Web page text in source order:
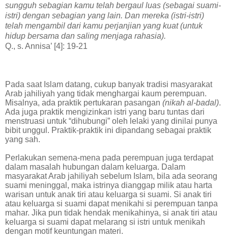
sungguh sebagian kamu telah bergaul luas (sebagai suami-
istri) dengan sebagian yang lain. Dan mereka (istri-istri)
telah mengambil dari kamu perjanjian yang kuat (untuk
hidup bersama dan saling menjaga rahasia).
Q., s. Annisa’ [4]: 19-21
Pada saat Islam datang, cukup banyak tradisi masyarakat
Arab jahiliyah yang tidak menghargai kaum perempuan.
Misalnya, ada praktik pertukaran pasangan (nikah al-badal).
Ada juga praktik mengizinkan istri yang baru tuntas dari
menstruasi untuk “dihubungi” oleh lelaki yang dinilai punya
bibit unggul. Praktik-praktik ini dipandang sebagai praktik
yang sah.
Perlakukan semena-mena pada perempuan juga terdapat
dalam masalah hubungan dalam keluarga. Dalam
masyarakat Arab jahiliyah sebelum Islam, bila ada seorang
suami meninggal, maka istrinya dianggap milik atau harta
warisan untuk anak tiri atau keluarga si suami. Si anak tiri
atau keluarga si suami dapat menikahi si perempuan tanpa
mahar. Jika pun tidak hendak menikahinya, si anak tiri atau
keluarga si suami dapat melarang si istri untuk menikah
dengan motif keuntungan materi.